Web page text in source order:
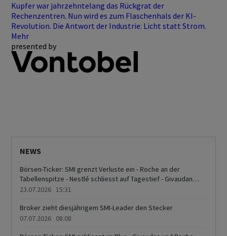
Kupfer war jahrzehntelang das Rückgrat der
Rechenzentren. Nun wird es zum Flaschenhals der KI-
Revolution. Die Antwort der Industrie: Licht statt Strom.
Mehr
presented by
NEWS
Börsen-Ticker: SMI grenzt Verluste ein - Roche an der
Tabellenspitze - Nestlé schliesst auf Tagestief - Givaudan
schwach - Höhere Ölpreise und Bondrenditen belasten
23.07.2026 15:31
Broker zieht diesjährigem SMI-Leader den Stecker
07.07.2026 08:08